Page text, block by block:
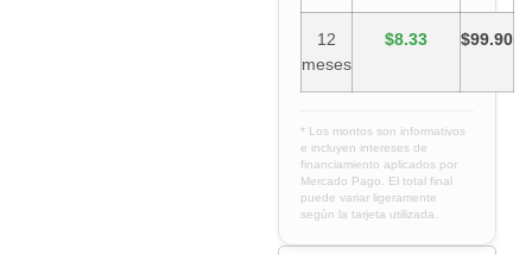
12
meses
$8.33 $99.90
* Los montos son informativos
e incluyen intereses de
financiamiento aplicados por
Mercado Pago. El total final
puede variar ligeramente
según la tarjeta utilizada.